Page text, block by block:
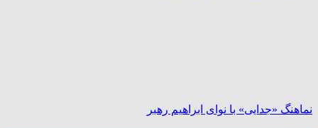
نماهنگ «جدایی» با نوای ابراهیم رهبر